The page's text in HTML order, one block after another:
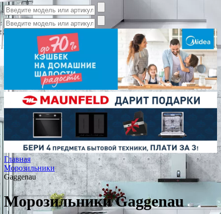
Главная
Морозильники
Gaggenau
Морозильники Gaggenau